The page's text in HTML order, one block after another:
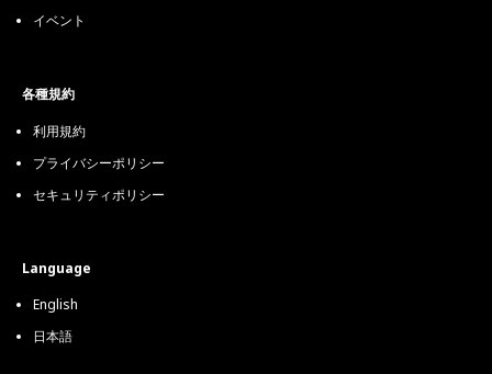
イベント
各種規約
利用規約
プライバシーポリシー
セキュリティポリシー
Language
English
日本語